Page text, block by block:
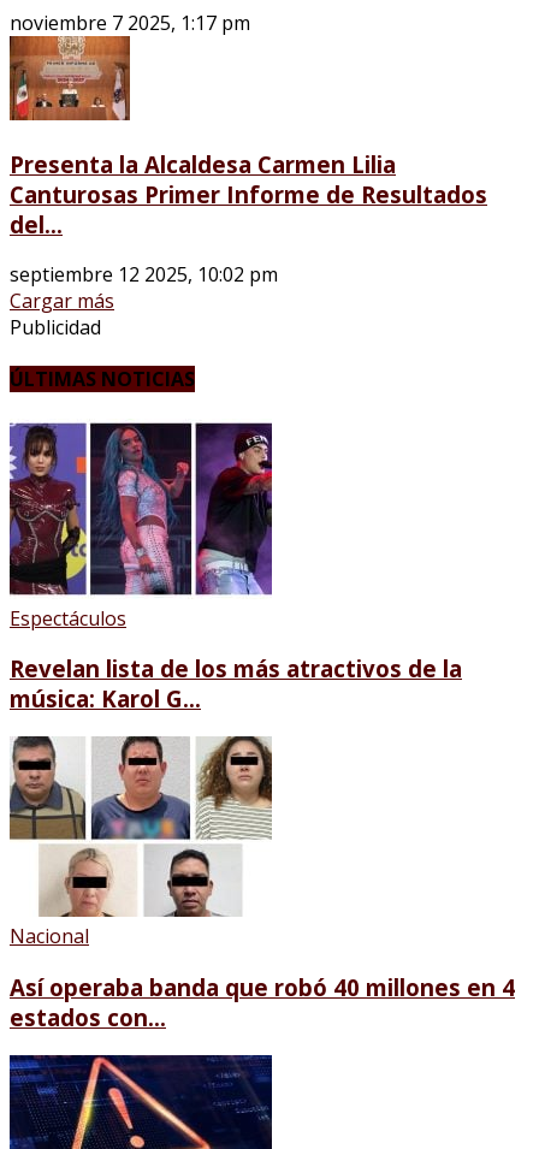
noviembre 7 2025, 1:17 pm
Presenta la Alcaldesa Carmen Lilia
Canturosas Primer Informe de Resultados
del...
septiembre 12 2025, 10:02 pm
Cargar más
Publicidad
ÚLTIMAS NOTICIAS
Espectáculos
Revelan lista de los más atractivos de la
música: Karol G...
Nacional
Así operaba banda que robó 40 millones en 4
estados con...